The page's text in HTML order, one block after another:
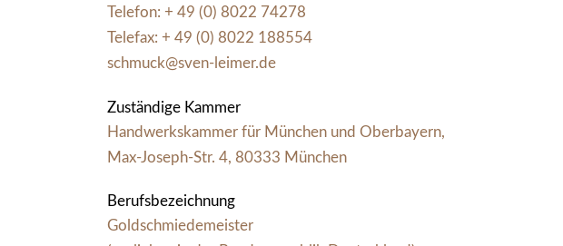
Telefon: + 49 (0) 8022 74278
Telefax: + 49 (0) 8022 188554
schmuck@sven-leimer.de
Zuständige Kammer
Handwerkskammer für München und Oberbayern,
Max-Joseph-Str. 4, 80333 München
Berufsbezeichnung
Goldschmiedemeister